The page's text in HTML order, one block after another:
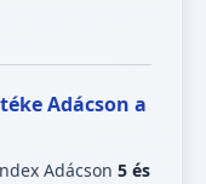
Adácson a
Adácson 5 és